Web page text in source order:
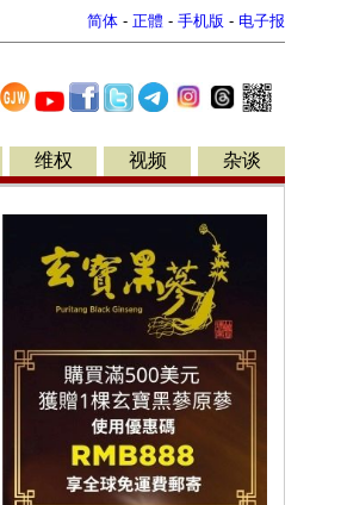
简体 - 正體 - 手机版 - 电子报
维权 视频 杂谈